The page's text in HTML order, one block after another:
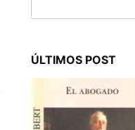
ÚLTIMOS POST